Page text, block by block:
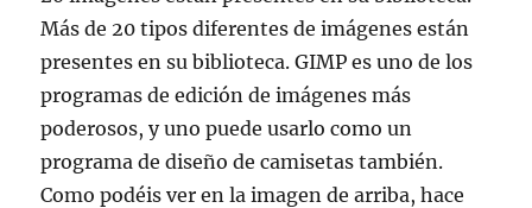
Más de 20 tipos diferentes de imágenes están
presentes en su biblioteca. GIMP es uno de los
programas de edición de imágenes más
poderosos, y uno puede usarlo como un
programa de diseño de camisetas también.
Como podéis ver en la imagen de arriba, hace